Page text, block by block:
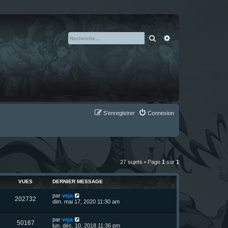
Rechercher
Connexion
S’enregistrer
27 sujets • Page1sur1
VUES DERNIER MESSAGE
202732
u
D
e
n
i
e
par veja
dim. mai 17, 2020 11:30 am
50167V
D
e
par veja
lun. déc. 10, 2018 11:36 pm